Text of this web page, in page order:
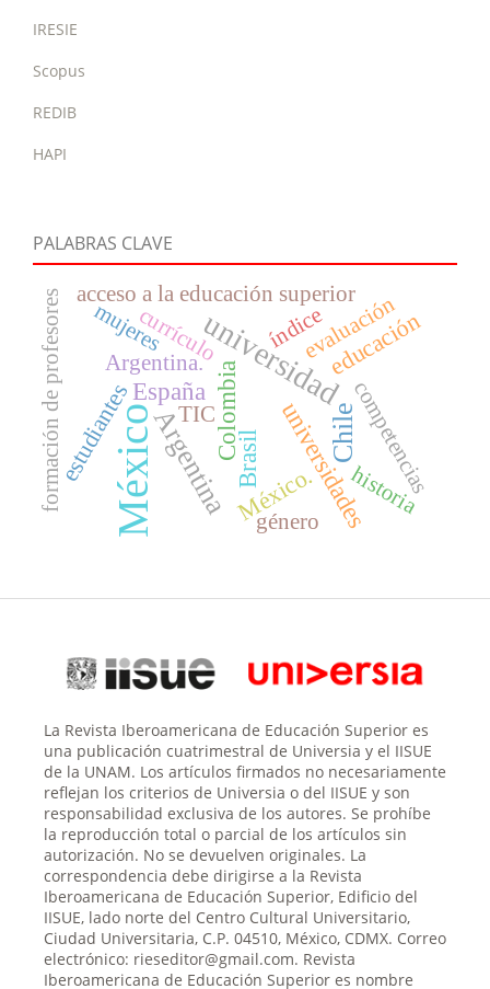
IRESIE
Scopus
REDIB
HAPI
PALABRAS CLAVE
México
universidad
Argentina Chile
Colombia
España
universidades
Brasil
educación
estudiantes
México.
género
evaluación
formación de profesores acceso a la educación superior
competencias
Argentina.
historia
índice
TIC
currículo
mujeres
La Revista Iberoamericana de Educación Superior es
una publicación cuatrimestral de Universia y el IISUE
de la UNAM. Los artículos firmados no necesariamente
reflejan los criterios de Universia o del IISUE y son
responsabilidad exclusiva de los autores. Se prohíbe
la reproducción total o parcial de los artículos sin
autorización. No se devuelven originales. La
correspondencia debe dirigirse a la Revista
Iberoamericana de Educación Superior, Edificio del
IISUE, lado norte del Centro Cultural Universitario,
Ciudad Universitaria, C.P. 04510, México, CDMX. Correo
electrónico: rieseditor@gmail.com. Revista
Iberoamericana de Educación Superior es nombre